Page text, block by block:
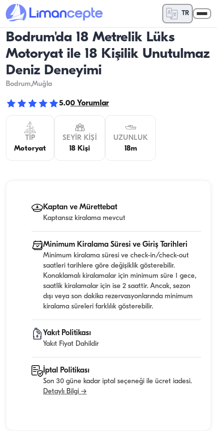
TR
Bodrum'da 18 Metrelik Lüks
Motoryat ile 18 Kişilik Unutulmaz
Deniz Deneyimi
Bodrum,Muğla
5.00 Yorumlar
TIP
Motoryat
SEYIR KIŞI
18 Kişi
UZUNLUK
18m
Kaptan ve Mürettebat
Kaptansız kiralama mevcut
Minimum Kiralama Süresi ve Giriş Tarihleri
Minimum kiralama süresi ve check-in/check-out
saatleri tarihlere göre değişiklik gösterebilir.
Konaklamalı kiralamalar için minimum süre 1 gece,
saatlik kiralamalar için ise 2 saattir. Ancak, sezon
dışı veya son dakika rezervasyonlarında minimum
kiralama süreleri farklılık gösterebilir.
Yakıt Politikası
Yakıt Fiyat Dahildir
İptal Politikası
Son 30 güne kadar iptal seçeneği ile ücret iadesi.
Detaylı Bilgi →